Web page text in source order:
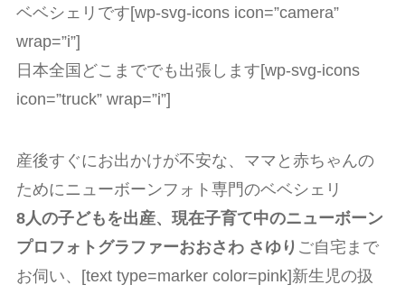
ベベシェリです[wp-svg-icons icon=”camera”
wrap=”i”]
日本全国どこまででも出張します[wp-svg-icons
icon=”truck” wrap=”i”]
産後すぐにお出かけが不安な、ママと赤ちゃんの
ためにニューボーンフォト専門のベベシェリ
8人の子どもを出産、現在子育て中のニューボーン
プロフォトグラファーおおさわ さゆり ご自宅まで
お伺い、[text type=marker color=pink]新生児の扱